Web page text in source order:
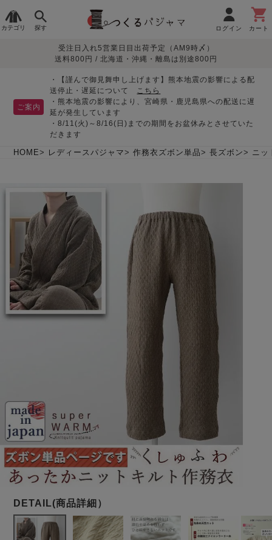
カテゴリ 探す ログイン カート
レディースパジャマ
春 夏
メンズパジャマ
春 夏 冬
ガールズパジャマ
生地で
さがす
オーガニック素材 ガーゼ サテン織り
ニット/ストレッチ
柄物
目的別で
さがす
敏感肌用
パジャマ
入院・介護
胸が目立たない
マタニティ
パジャマ
ペアで
そろえたい
眠れる作務衣特集
体型別におすすめパジ
ャマ
年齢別におすすめパジ
ャマ
ルームウェア
生活雑貨 カタログギフト
売れ筋ランキング
- Item Ranking -
- New Arrival -
デザインで
さがす
パジャマ
かぶり
作務衣 胸がすけない
羽織・バスロ
上着単品
すべてのメン
ズ
パジャマ
長袖 半袖 七分袖
夏パジャマ特集 つくるパジャマとは
お支払い・送料・配送
について
返品・交換について よくあるご質問
会社概要 お買い物ガイド 安心の日本製
受注日入れ5営業日目出荷予定（AM9時〆）
送料800円 / 北海道・沖縄・離島は別途800円
ご案内
・【謹んで御見舞申し上げます】熊本地震の影響による配
送停止・遅延について こちら
・熊本地震の影響により、宮崎県・鹿児島県への配送に遅
延が発生しています
・8/11(火)～8/16(日)までの期間をお盆休みとさせていた
だきます
HOME レディースパジャマ 作務衣ズボン単品 長ズボン ニッ